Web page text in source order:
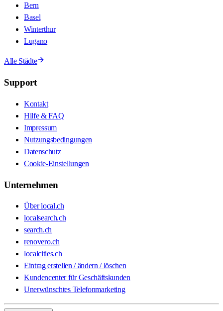
Bern
Basel
Winterthur
Lugano
Alle Städte
Support
Kontakt
Hilfe & FAQ
Impressum
Nutzungsbedingungen
Datenschutz
Cookie-Einstellungen
Unternehmen
Über local.ch
localsearch.ch
search.ch
renovero.ch
localcities.ch
Eintrag erstellen / ändern / löschen
Kundencenter für Geschäftskunden
Unerwünschtes Telefonmarketing